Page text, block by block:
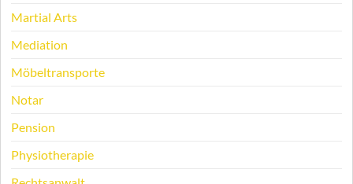
Martial Arts
Mediation
Möbeltransporte
Notar
Pension
Physiotherapie